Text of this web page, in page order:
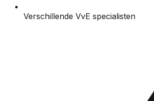
Verschillende VvE specialisten